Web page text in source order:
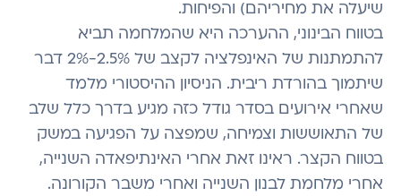
שיעלה את מחיריהם) והפיחות.
בטווח הבינוני, ההערכה היא שהמלחמה תביא
להתמתנות של האינפלציה לקצב של 2.5%-2% דבר
שיתמוך בהורדת ריבית. הניסיון ההיסטורי מלמד
שאחרי אירועים בסדר גודל כזה מגיע בדרך כלל שלב
של התאוששות וצמיחה, שמפצה על הפגיעה במשק
בטווח הקצר. ראינו זאת אחרי האינתיפאדה השנייה,
אחרי מלחמת לבנון השנייה ואחרי משבר הקורונה.